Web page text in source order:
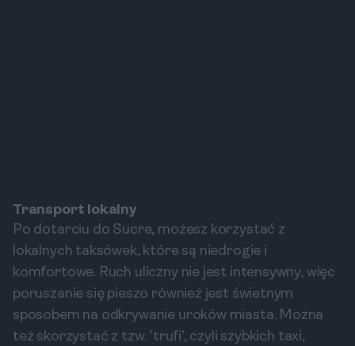
Transport lokalny
Po dotarciu do Sucre, możesz korzystać z
lokalnych taksówek, które są niedrogie i
komfortowe. Ruch uliczny nie jest intensywny, więc
poruszanie się pieszo również jest świetnym
sposobem na odkrywanie uroków miasta. Można
też skorzystać z tzw. 'trufi', czyli szybkich taxi,